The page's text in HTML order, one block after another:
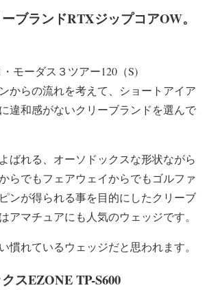
ブランドRTXジップコアOW。
モーダス３ツアー120（S)
からの流れを考えて、ショートアイア
違和感がないクリーブランドを選んで
ばれる、オーソドックスな形状ながら
らでもフェアウェイからでもゴルファ
ンが得られる事を目的にしたクリーブ
アマチュアにも人気のウェッジです。
慣れているウェッジだと思われます。
スEZONE TP-S600